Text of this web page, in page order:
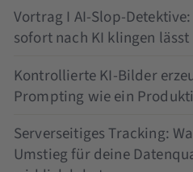
Vortrag I AI-Slop-Detektive:
sofort nach KI klingen lässt
Kontrollierte KI-Bilder
Prompting wie ein
Serverseitiges Tracking:
Umstieg für deine